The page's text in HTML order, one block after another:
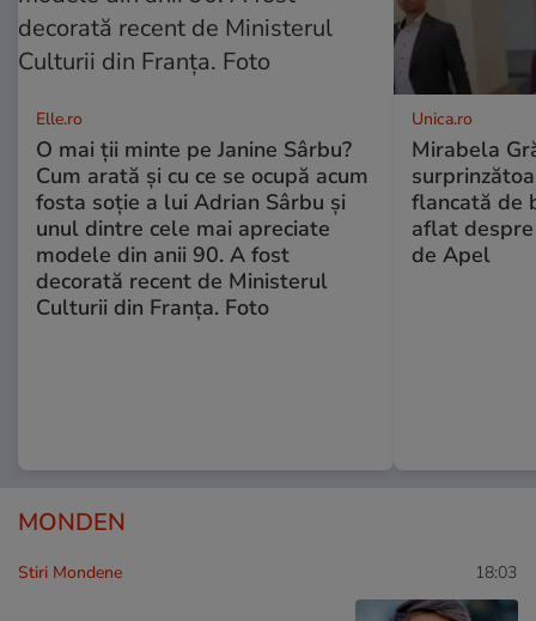
Elle.ro
O mai ții minte pe Janine Sârbu?
Cum arată și cu ce se ocupă acum
fosta soție a lui Adrian Sârbu și
unul dintre cele mai apreciate
modele din anii 90. A fost
decorată recent de Ministerul
Culturii din Franța. Foto
Unica.ro
Mirabela
flancată de
aflat
de Apel
MONDEN
Stiri Mondene 18:03